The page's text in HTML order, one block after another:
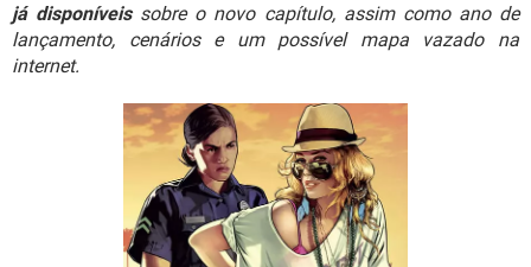
já disponíveissobre o novo capítulo, assim como ano de
lançamento, cenários e um possível mapa vazado na
internet.